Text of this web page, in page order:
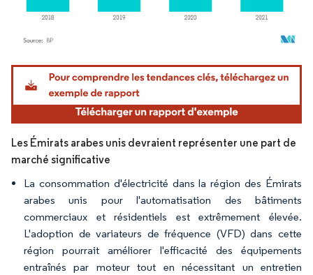
Image © Mordor Intelligence. La réutilisation nécessite une attribution sous CC BY
Les Émirats arabes unis devraient représenter une part de
marché significative
La consommation d'électricité dans la région des Émirats
arabes unis pour l'automatisation des bâtiments
commerciaux et résidentiels est extrêmement élevée.
L'adoption de variateurs de fréquence (VFD) dans cette
région pourrait améliorer l'efficacité des équipements
entraînés par moteur tout en nécessitant un entretien